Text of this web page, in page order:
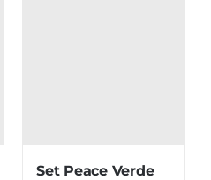
Set Peace Verde